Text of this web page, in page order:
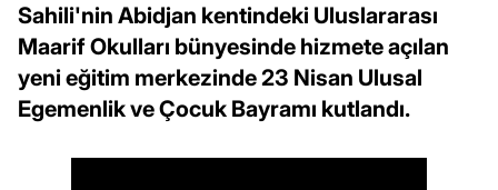
Sahili'nin Abidjan kentindeki Uluslararası
Maarif Okulları bünyesinde hizmete açılan
yeni eğitim merkezinde 23 Nisan Ulusal
Egemenlik ve Çocuk Bayramı kutlandı.